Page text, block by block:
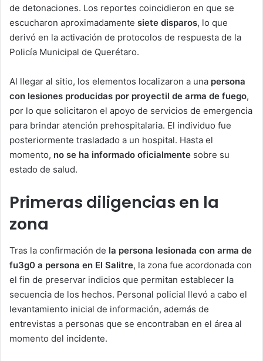
de detonaciones. Los reportes coincidieron en que se
escucharon aproximadamente siete disparos, lo que
derivó en la activación de protocolos de respuesta de la
Policía Municipal de Querétaro.
Al llegar al sitio, los elementos localizaron a una persona
con lesiones producidas por proyectil de arma de fuego,
por lo que solicitaron el apoyo de servicios de emergencia
para brindar atención prehospitalaria. El individuo fue
posteriormente trasladado a un hospital. Hasta el
momento, no se ha informado oficialmente sobre su
estado de salud.
Primeras diligencias en la
zona
Tras la confirmación de la persona lesionada con arma de
fu3g0 a persona en El Salitre, la zona fue acordonada con
el fin de preservar indicios que permitan establecer la
secuencia de los hechos. Personal policial llevó a cabo el
levantamiento inicial de información, además de
entrevistas a personas que se encontraban en el área al
momento del incidente.